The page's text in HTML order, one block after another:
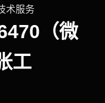
术服务
（微
工